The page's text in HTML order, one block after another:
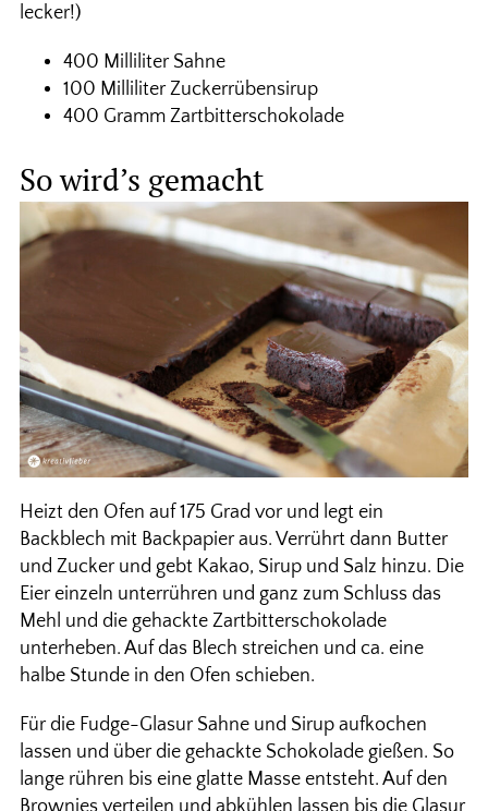
lecker!)
400 Milliliter Sahne
100 Milliliter Zuckerrübensirup
400 Gramm Zartbitterschokolade
So wird’s gemacht
Heizt den Ofen auf 175 Grad vor und legt ein
Backblech mit Backpapier aus. Verrührt dann Butter
und Zucker und gebt Kakao, Sirup und Salz hinzu. Die
Eier einzeln unterrühren und ganz zum Schluss das
Mehl und die gehackte Zartbitterschokolade
unterheben. Auf das Blech streichen und ca. eine
halbe Stunde in den Ofen schieben.
Für die Fudge-Glasur Sahne und Sirup aufkochen
lassen und über die gehackte Schokolade gießen. So
lange rühren bis eine glatte Masse entsteht. Auf den
Brownies verteilen und abkühlen lassen bis die Glasur